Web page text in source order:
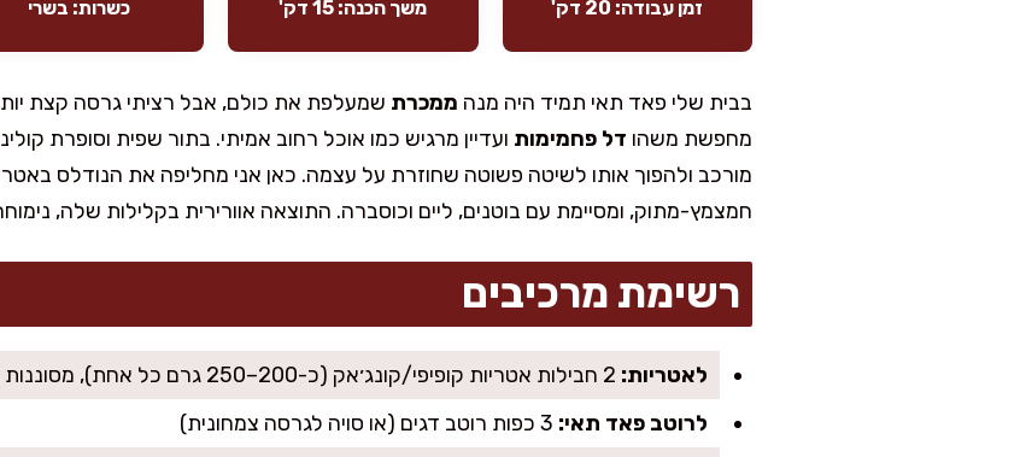
זמן עבודה: 20 דק' משך הכנה: 15 דק' כשרות: בשרי
בבית שלי פאד תאי תמיד היה מנה ממכרת שמעלפת את כולם, אבל רציתי גרסה קצת
מחפשת משהו דל פחמימות ועדיין מרגיש כמו אוכל רחוב אמיתי. בתור שפית וסופרת
מורכב ולהפוך אותו לשיטה פשוטה שחוזרת על עצמה. כאן אני מחליפה את הנודלס
חמצמץ-מתוק, ומסיימת עם בוטנים, ליים וכוסברה. התוצאה אוורירית בקלילות שלה,
רשימת מרכיבים
לאטריות:
לרוטב פאד תאי: